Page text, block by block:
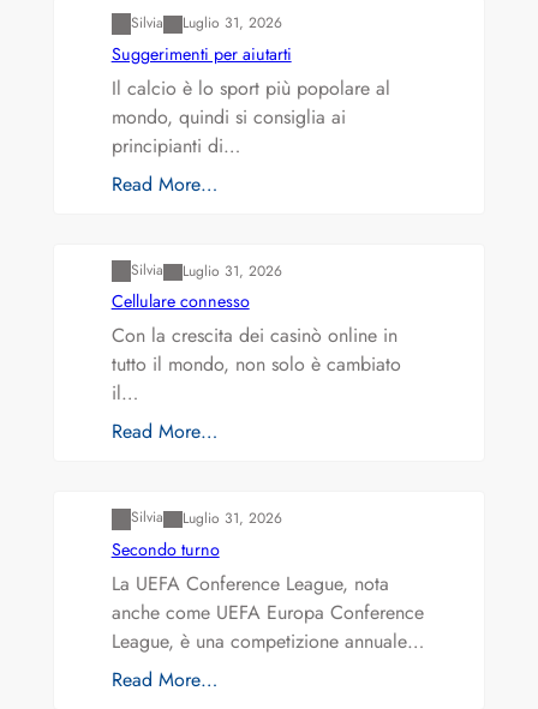
Silvia Luglio 31, 2026
Suggerimenti per aiutarti
Il calcio è lo sport più popolare al
mondo, quindi si consiglia ai
principianti di…
Read More…
Silvia Luglio 31, 2026
Cellulare connesso
Con la crescita dei casinò online in
tutto il mondo, non solo è cambiato
il…
Read More…
Silvia Luglio 31, 2026
Secondo turno
La UEFA Conference League, nota
anche come UEFA Europa Conference
League, è una competizione annuale…
Read More…